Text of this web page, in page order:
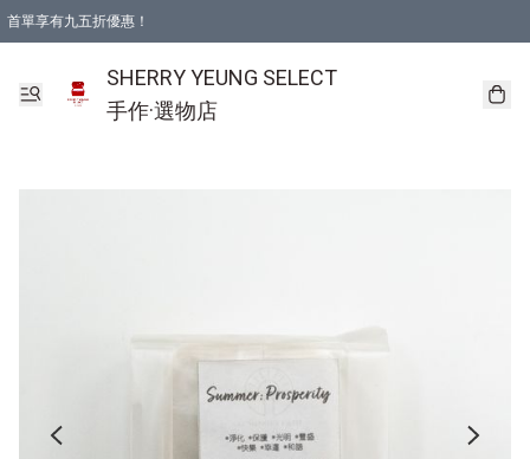
首單享有九五折優惠！
SHERRY YEUNG SELECT
手作·選物店